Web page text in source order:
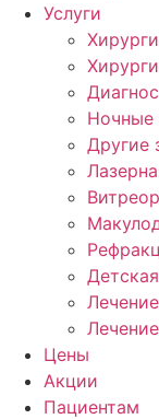
Услуги
Ночные
Другие
Цены
Акции
Пациентам